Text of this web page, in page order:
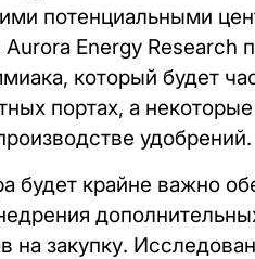
потенциальными
Energy Research
который будет
портах, а
удобрений.
будет крайне важно
на закупку.